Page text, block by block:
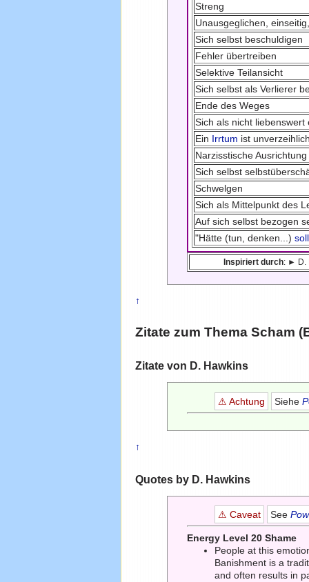
Streng
Unausgeglichen,
Sich selbst beschuldigen
Fehler übertreiben
Selektive Teilansicht
Sich selbst als Verlierer
Ende des Weges
Sich als nicht liebenswert
Ein Irrtum ist
Narzisstische Ausrichtung
Sich selbst
Schwelgen
Sich als Mittelpunkt des
Auf sich selbst bezogen
"Hätte (tun, denken...)
Inspiriert durch: ► D.
↑
Zitate zum Thema Scham
Zitate von D. Hawkins
⚠ Achtung Siehe
↑
Quotes by D. Hawkins
⚠ Caveat See
Energy Level 20 Shame
People at this
Banishment is a
and often results in